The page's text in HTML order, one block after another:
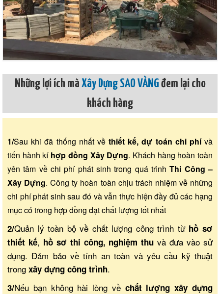
Những lợi ích mà Xây Dựng SAO VÀNG đem lại cho
khách hàng
1/Sau khi đã thống nhất về thiết kế, dự toán chi phívà
tiến hành kí hợp đồng Xây Dựng. Khách hàng hoàn toàn
yên tâm về chi phí phát sinh trong quá trìnhThi Công –
Xây Dựng. Công ty hoàn toàn chịu trách nhiệm về những
chi phí phát sinh sau đó và vẫn thực hiện đầy đủ các hạng
mục có trong hợp đồng đạt chất lượng tốt nhất
2/Quản lý toàn bộ về chất lượng công trình từ hồ sơ
thiết kế, hồ sơ thi công, nghiệm thu và đưa vào sử
dụng. Đảm bảo về tính an toàn và yêu cầu kỹ thuật
trong xây dựng công trình.
3/Nếu bạn không hài lòng về chất lượng xây dựng